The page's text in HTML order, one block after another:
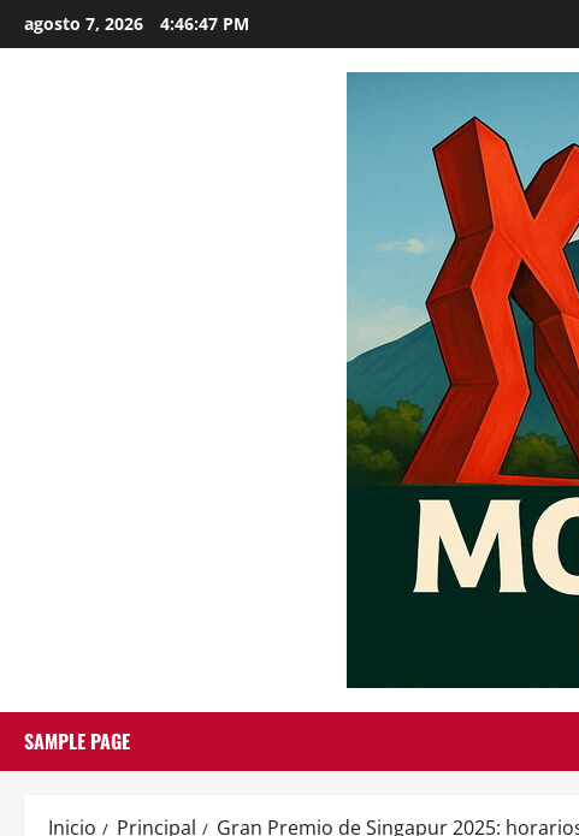
al
agosto 7, 2026 4:46:49 PM
SAMPLE PAGE
Inicio Principal Gran Premio de Singapur 2025: